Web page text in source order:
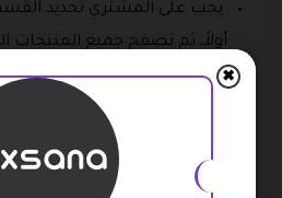
يجب على المشتري تحديد
أولاً، ثم تصفح جميع المنتجات
الأجهزة التي يريد شرائها عن
ومن خلال السله يقوم العميل
وكتابة عنوان التوصيل
✖